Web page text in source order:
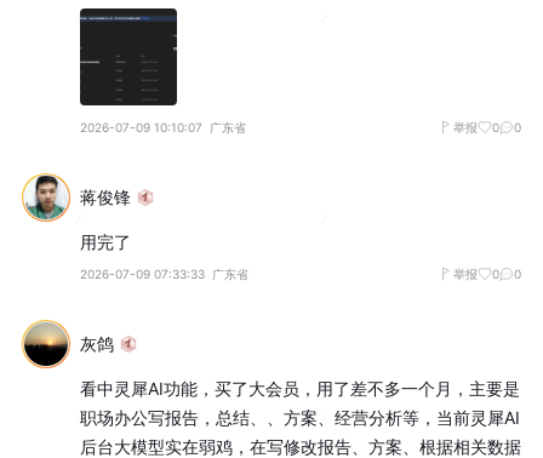
2026-07-09 10:10:07 广东省 举报 0 0
蒋俊锋
用完了
2026-07-09 07:33:33 广东省 举报 0 0
灰鸽
看中灵犀AI功能，买了大会员，用了差不多一个月，主要是
职场办公写报告，总结、、方案、经营分析等，当前灵犀AI
后台大模型实在弱鸡，在写修改报告、方案、根据相关数据